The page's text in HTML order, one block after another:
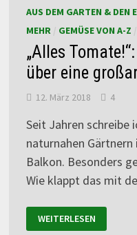
AUS DEM GARTEN & DEN
MEHR/ GEMÜSE VON A-Z
„Alles
über eine
12. März 2018 4
Seit Jahren schreibe
naturnahen
Balkon. Besonders
Wie klappt das mit
WEITERLESEN